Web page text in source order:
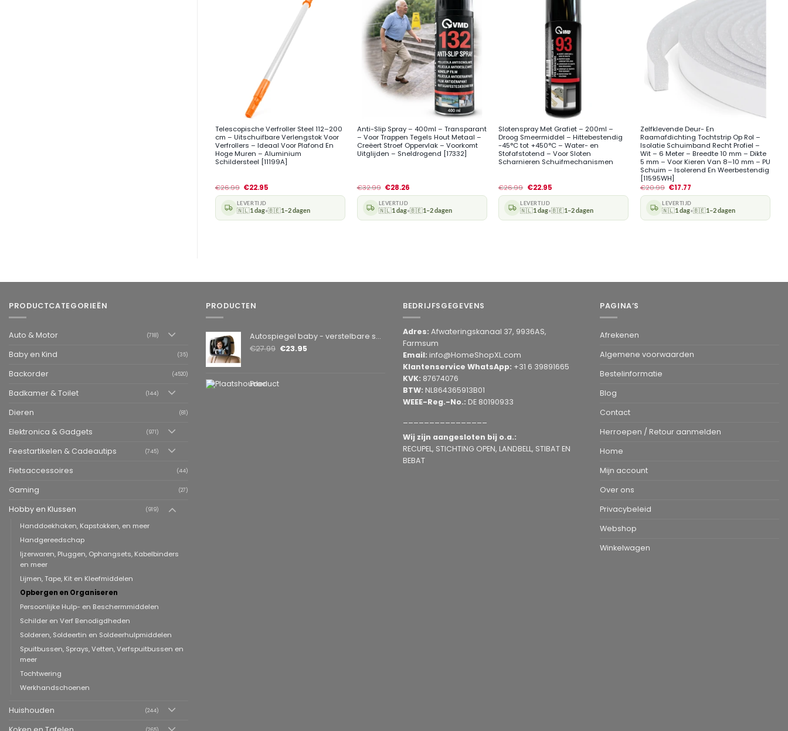
Telescopische Verfroller Steel 112–200
cm – Uitschuifbare Verlengstok Voor
Verfrollers – Ideaal Voor Plafond En
Hoge Muren – Aluminium
Schildersteel [11199A]
€26.99 €22.95
LEVERTIJD
🇳🇱1 dag•🇧🇪1–2 dagen
Anti-Slip Spray – 400ml – Transparant
– Voor Trappen Tegels Hout Metaal –
Creëert Stroef Oppervlak – Voorkomt
Uitglijden – Sneldrogend [17332]
€32.99 €28.26
LEVERTIJD
🇳🇱1 dag•🇧🇪1–2 dagen
Slotenspray Met Grafiet – 200ml –
Droog Smeermiddel – Hittebestendig
-45°C tot +450°C – Water- en
Stofafstotend – Voor Sloten
Scharnieren Schuifmechanismen
€26.99 €22.95
LEVERTIJD
🇳🇱1 dag•🇧🇪1–2 dagen
Zelfklevende Deur- En
Raamafdichting Tochtstrip Op Rol –
Isolatie Schuimband Recht Profiel –
Wit – 6 Meter – Breedte 10 mm – Dikte
5 mm – Voor Kieren Van 8–10 mm – PU
Schuim – Isolerend En Weerbestendig
[11595WH]
€20.99 €17.77
LEVERTIJD
🇳🇱1 dag•🇧🇪1–2 dagen
PRODUCTCATEGORIEËN
Auto & Motor (718)
Baby en Kind (35)
Backorder (4520)
Badkamer & Toilet (144)
Dieren (81)
Elektronica & Gadgets (971)
Feestartikelen & Cadeautips (745)
Fietsaccessoires (44)
Gaming (27)
Hobby en Klussen (919)
Handdoekhaken, Kapstokken, en meer
Handgereedschap
Ijzerwaren, Pluggen, Ophangsets, Kabelbinders
en meer
Lijmen, Tape, Kit en Kleefmiddelen
Opbergen en Organiseren
Persoonlijke Hulp- en Beschermmiddelen
Schilder en Verf Benodigdheden
Solderen, Soldeertin en Soldeerhulpmiddelen
Spuitbussen, Sprays, Vetten, Verfspuitbussen en
meer
Tochtwering
Werkhandschoenen
Huishouden (244)
PRODUCTEN
Autospiegel baby - verstelbare spiegel hoofdsteun achterbank - veiligheidsspiegel - baby en kids - 19 x 30cm - 360 graden draaibaar - zwart
€27.99 €23.95
Product
BEDRIJFSGEGEVENS
Adres: Afwateringskanaal 37, 9936AS,
Farmsum
Email: info@HomeShopXL.com
Klantenservice WhatsApp: +31 6 39891665
KVK: 87674076
BTW: NL864365913B01
WEEE-Reg.-No.: DE 80190933
Wij zijn aangesloten bij o.a.:
RECUPEL, STICHTING OPEN, LANDBELL, STIBAT EN
BEBAT
PAGINA’S
Afrekenen
Algemene voorwaarden
Bestelinformatie
Blog
Contact
Herroepen / Retour aanmelden
Home
Mijn account
Over ons
Privacybeleid
Webshop
Winkelwagen